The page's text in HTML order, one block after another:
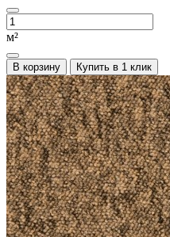
м²
В корзину Купить в 1 клик